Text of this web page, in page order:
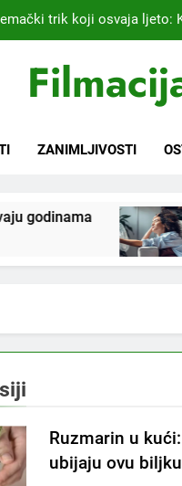
trik koji osvaja ljeto:
Nikada se ne bi sjetili:
koji već 20 godina liječi
Nikada se ne bi sjetili:
ZANIMLJIVOSTI
1
Ruzmarin u
ubijaju ovu biljku